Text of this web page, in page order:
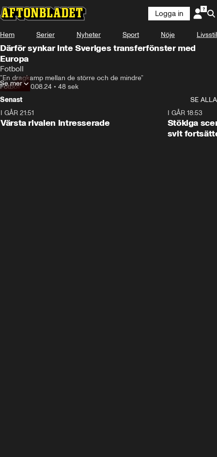
Logga in
Hem Serier Nyheter Sport Nöje Livsstil
Därför synkar inte Sveriges transferfönster med
Europa
Fotboll
”En dragkamp mellan de större och de mindre”
Fotboll•30.08.24 • 48 sek
Se mer
Senast
SE ALLA
I GÅR 21:51
Värsta rivalen intresserade
I GÅR 18:53
Stökiga
svit